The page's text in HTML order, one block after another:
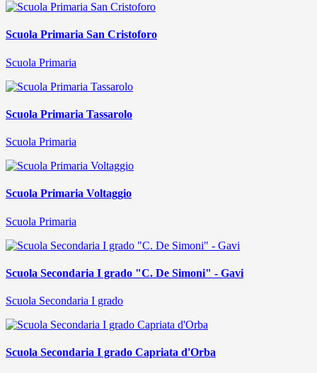
Scuola Primaria San Cristoforo
Scuola Primaria
Scuola Primaria Tassarolo
Scuola Primaria
Scuola Primaria Voltaggio
Scuola Primaria
Scuola Secondaria I grado "C. De Simoni" - Gavi
Scuola Secondaria I grado
Scuola Secondaria I grado Capriata d'Orba